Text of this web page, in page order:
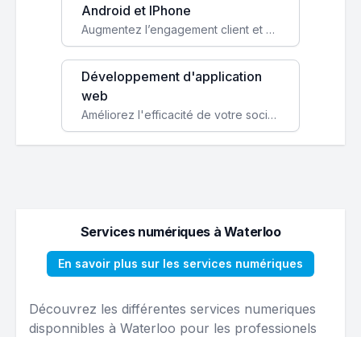
Android et IPhone
Augmentez l’engagement client et simplifiez vos processus avec une application mobile sur mesure, disponible sur iOS et Android.
Développement d'application
web
Améliorez l'efficacité de votre société avec une application web personnalisée accessible partout et tout le temps.
Services numériques à Waterloo
En savoir plus sur les services numériques
Découvrez les différentes services numeriques
disponnibles à Waterloo pour les professionels